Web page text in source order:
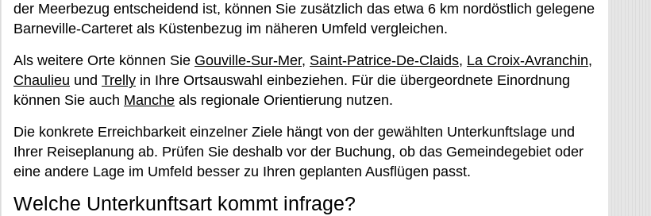
der Meerbezug entscheidend ist, können Sie zusätzlich das etwa 6 km nordöstlich gelegene
Barneville-Carteret als Küstenbezug im näheren Umfeld vergleichen.
Als weitere Orte können Sie Gouville-Sur-Mer, Saint-Patrice-De-Claids, La Croix-Avranchin,
Chaulieu und Trelly in Ihre Ortsauswahl einbeziehen. Für die übergeordnete Einordnung
können Sie auch Manche als regionale Orientierung nutzen.
Die konkrete Erreichbarkeit einzelner Ziele hängt von der gewählten Unterkunftslage und
Ihrer Reiseplanung ab. Prüfen Sie deshalb vor der Buchung, ob das Gemeindegebiet oder
eine andere Lage im Umfeld besser zu Ihren geplanten Ausflügen passt.
Welche Unterkunftsart kommt infrage?